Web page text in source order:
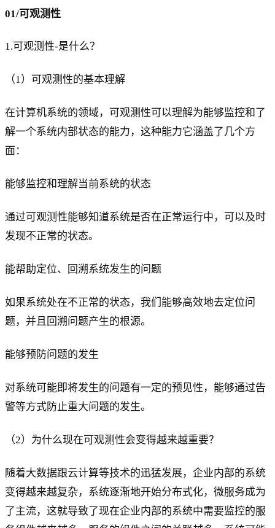
01/可观测性
1.可观测性-是什么？
（1）可观测性的基本理解
在计算机系统的领域，可观测性可以理解为能够监控和了
解一个系统内部状态的能力，这种能力它涵盖了几个方
面：
能够监控和理解当前系统的状态
通过可观测性能够知道系统是否在正常运行中，可以及时
发现不正常的状态。
能帮助定位、回溯系统发生的问题
如果系统处在不正常的状态，我们能够高效地去定位问
题，并且回溯问题产生的根源。
能够预防问题的发生
对系统可能即将发生的问题有一定的预见性，能够通过告
警等方式防止重大问题的发生。
（2）为什么现在可观测性会变得越来越重要？
随着大数据跟云计算等技术的迅猛发展，企业内部的系统
变得越来越复杂，系统逐渐地开始分布式化，微服务成为
了主流，这就导致了现在企业内部的系统中需要监控的服